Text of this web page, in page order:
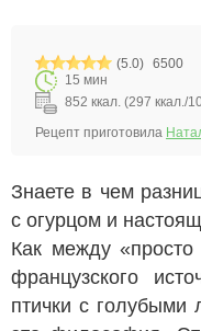
(5.0) 6500
15 мин
852 ккал. (297 ккал./
Рецепт приготовила
Знаете в чем
с огурцом и
Как между
французского
птички с голубыми